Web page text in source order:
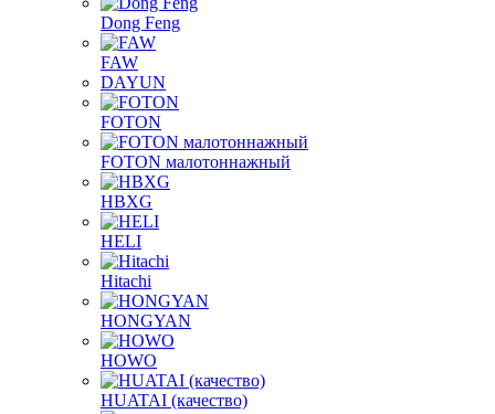
Dong Feng
FAW
DAYUN
FOTON
FOTON малотоннажный
HBXG
HELI
Hitachi
HONGYAN
HOWO
HUATAI (качество)